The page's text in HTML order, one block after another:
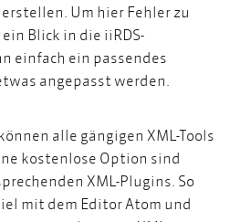
Um hier Fehler zu
Blick in die iiRDS-
einfach ein passendes
angepasst werden.
alle gängigen XML-Tools
kostenlose Option sind
XML-Plugins. So
mit dem Editor Atom und